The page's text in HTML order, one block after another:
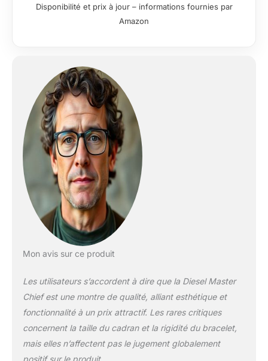
cadran doré Bracelet
en acier inoxydable
apnée et la plongée
en eaux peu
profondes
Disponibilité et prix à jour – informations fournies par
Amazon
Mon avis sur ce produit
Les utilisateurs s’accordent à dire que la Diesel Master
Chief est une montre de qualité, alliant esthétique et
fonctionnalité à un prix attractif. Les rares critiques
concernent la taille du cadran et la rigidité du bracelet,
mais elles n’affectent pas le jugement globalement
positif sur le produit.